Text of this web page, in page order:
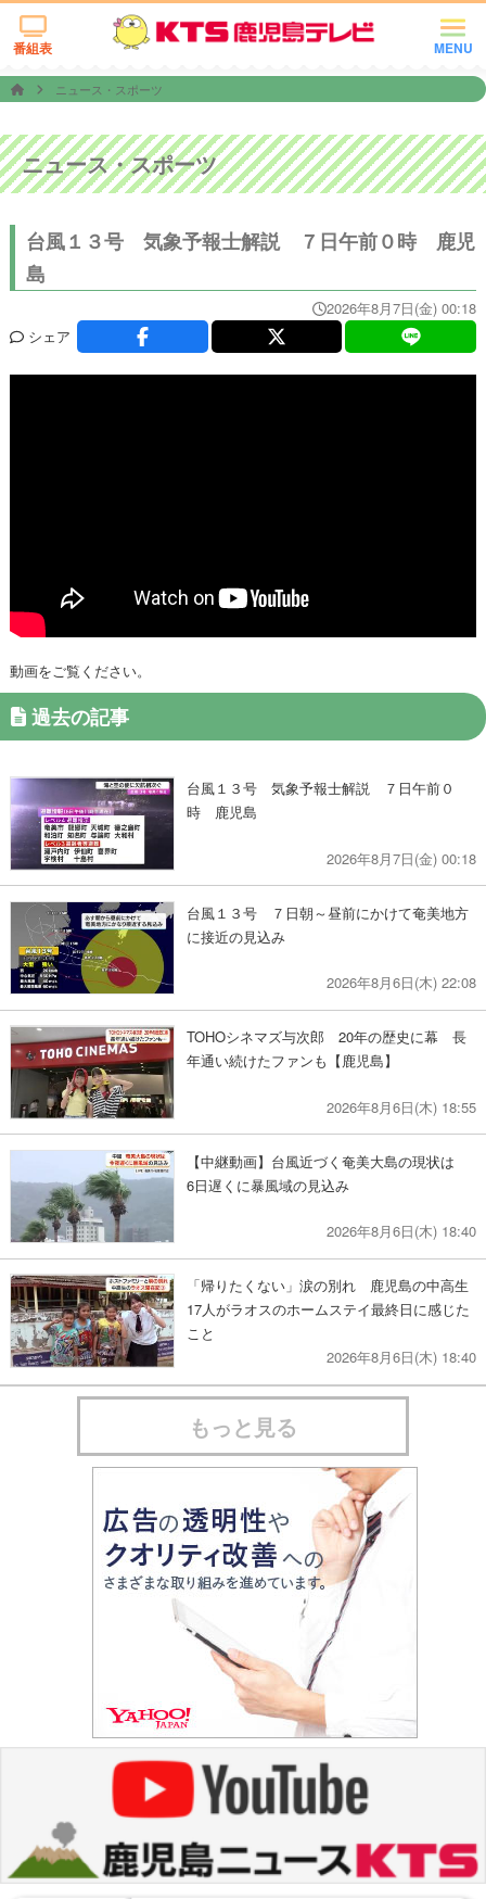
MENU
番組表
ニュース・スポーツ
ニュース・スポーツ
台風１３号 気象予報士解説 ７日午前０時 鹿児
島
2026年8月7日(金) 00:18
シェア
動画をご覧ください。
過去の記事
台風１３号 気象予報士解説 ７日午前０
時 鹿児島
2026年8月7日(金) 00:18
台風１３号 ７日朝～昼前にかけて奄美地方
に接近の見込み
2026年8月6日(木) 22:08
TOHOシネマズ与次郎 20年の歴史に幕 長
年通い続けたファンも【鹿児島】
2026年8月6日(木) 18:55
【中継動画】台風近づく奄美大島の現状は
6日遅くに暴風域の見込み
2026年8月6日(木) 18:40
「帰りたくない」涙の別れ 鹿児島の中高生
17人がラオスのホームステイ最終日に感じた
こと
2026年8月6日(木) 18:40
もっと見る